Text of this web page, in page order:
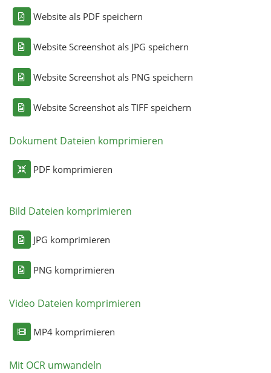
Website als PDF speichern
Website Screenshot als JPG speichern
Website Screenshot als PNG speichern
Website Screenshot als TIFF speichern
Dokument Dateien komprimieren
PDF komprimieren
Bild Dateien komprimieren
JPG komprimieren
PNG komprimieren
Video Dateien komprimieren
MP4 komprimieren
Mit OCR umwandeln